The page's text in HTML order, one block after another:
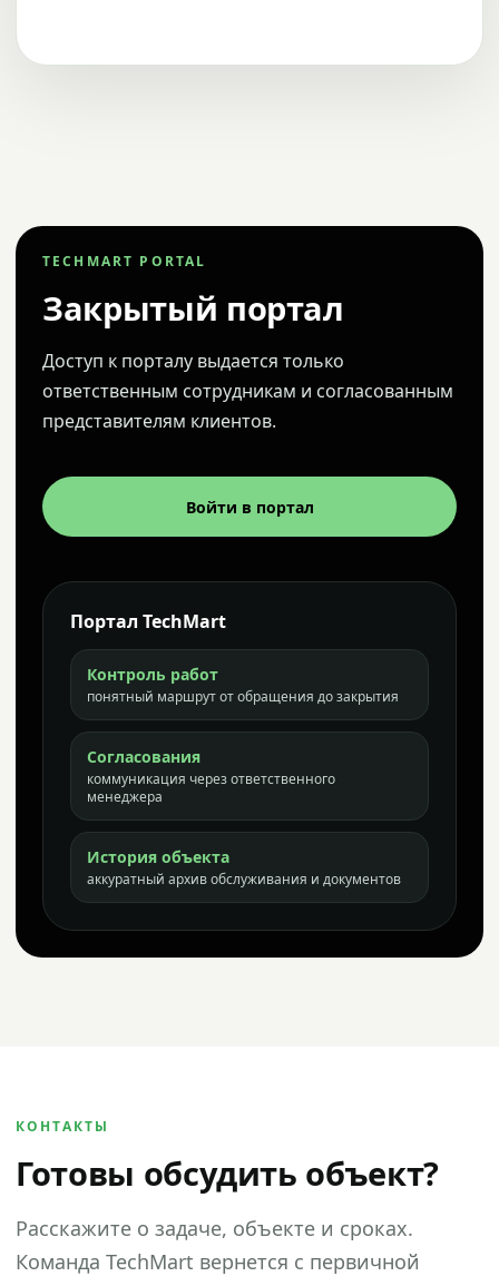
TECHMART PORTAL
Закрытый портал
Доступ к порталу выдается только
ответственным сотрудникам и согласованным
представителям клиентов.
Войти в портал
Портал TechMart
Контроль работ
понятный маршрут от обращения до закрытия
Согласования
коммуникация через ответственного
менеджера
История объекта
аккуратный архив обслуживания и документов
КОНТАКТЫ
Готовы обсудить объект?
Расскажите о задаче, объекте и сроках.
Команда TechMart вернется с первичной